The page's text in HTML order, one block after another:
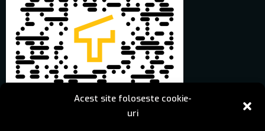
Acest site foloseste cookie-
uri